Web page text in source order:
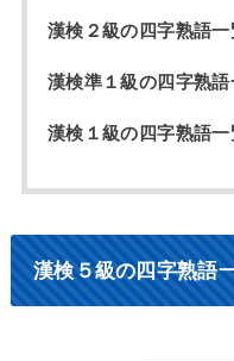
漢検２級の四字熟語一
漢検準１級の四字熟語
漢検１級の四字熟語一
漢検５級の四字熟語